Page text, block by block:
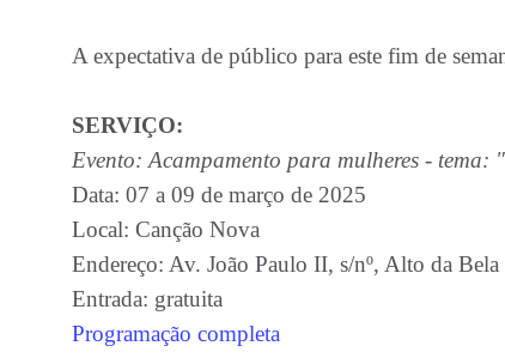
A expectativa de público para este fim de
SERVIÇO:
Evento: Acampamento para mulheres -
Data: 07 a 09 de março de 2025
Local: Canção Nova
Endereço: Av. João Paulo II, s/nº, Alto da
Entrada: gratuita
Programação completa